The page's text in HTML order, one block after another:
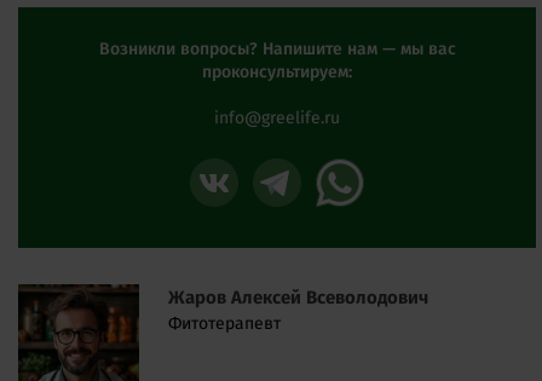
Возникли вопросы? Напишите нам — мы вас
проконсультируем:
info@greelife.ru
Жаров Алексей Всеволодович
Фитотерапевт